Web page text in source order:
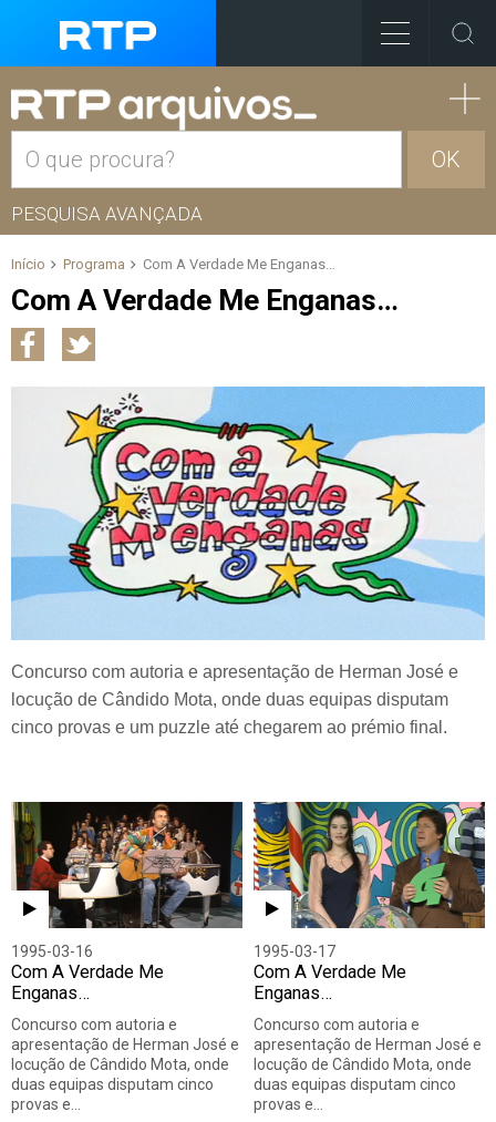
OK
PESQUISA AVANÇADA
Início Programa Com A Verdade Me Enganas…
Com A Verdade Me Enganas…
Concurso com autoria e apresentação de Herman José e
locução de Cândido Mota, onde duas equipas disputam
cinco provas e um puzzle até chegarem ao prémio final.
1995-03-16
Com A Verdade Me
Enganas…
Concurso com autoria e
apresentação de Herman José e
locução de Cândido Mota, onde
duas equipas disputam cinco
provas e…
1995-03-17
Com A Verdade Me
Enganas…
Concurso com autoria e
apresentação de Herman José e
locução de Cândido Mota, onde
duas equipas disputam cinco
provas e…